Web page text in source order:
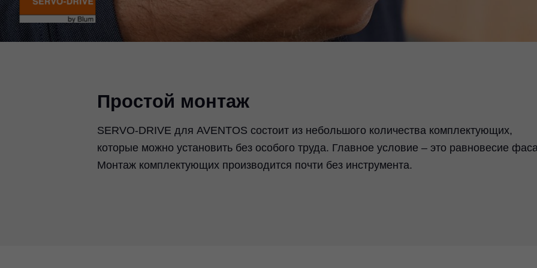
Простой монтаж
SERVO-DRIVE для AVENTOS состоит из небольшого количества комплектующих,
которые можно установить без особого труда. Главное условие – это равновесие
Монтаж комплектующих производится почти без инструмента.